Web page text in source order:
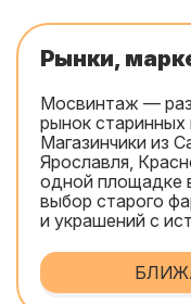
Рынки,
Мосвинтаж —
рынок старинных
Магазинчики из
Ярославля,
одной площадке
выбор старого
и украшений с